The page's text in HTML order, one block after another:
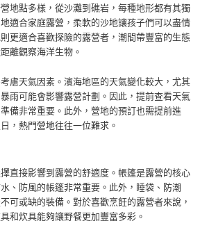
地點多樣，從沙灘到礁岩，每種地形都有其獨
適合家庭露營，柔軟的沙地讓孩子們可以盡情
更適合喜歡探險的露營者，潮間帶豐富的生態
離觀察海洋生物。
慮天氣因素。濱海地區的天氣變化較大，尤其
雨可能會影響露營計劃。因此，提前查看天氣
備非常重要。此外，營地的預訂也需提前進
，熱門營地往往一位難求。
直接影響到露營的舒適度。帳篷是露營的核心
、防風的帳篷非常重要。此外，睡袋、防潮
可或缺的裝備。對於喜歡烹飪的露營者來說，
和炊具能夠讓野餐更加豐富多彩。